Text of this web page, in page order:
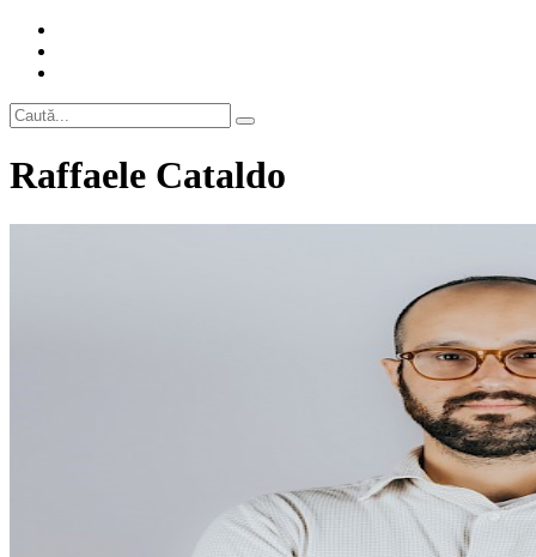
Raffaele Cataldo